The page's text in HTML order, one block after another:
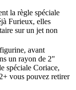
la règle spéciale
Furieux, elles
sur un jet non
avant
un rayon de 2"
spéciale Coriace,
vous pouvez retirer